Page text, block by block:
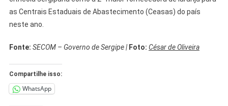
as Centrais Estaduais de Abastecimento (Ceasas) do país
neste ano.
Fonte: SECOM – Governo de Sergipe | Foto: César de Oliveira
Compartilhe isso:
WhatsApp